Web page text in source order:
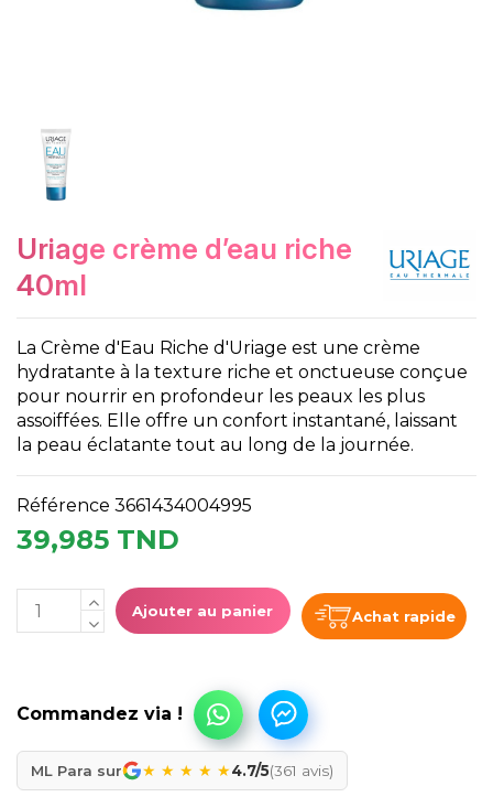
uriage crème d’eau riche
40ml
La Crème d'Eau Riche d'Uriage est une crème
hydratante à la texture riche et onctueuse conçue
pour nourrir en profondeur les peaux les plus
assoiffées. Elle offre un confort instantané, laissant
la peau éclatante tout au long de la journée.
Référence 3661434004995
39,985 TND
Ajouter au panier Achat rapide
ML Para sur ★ ★ ★ ★ ★4.7/5(361 avis)